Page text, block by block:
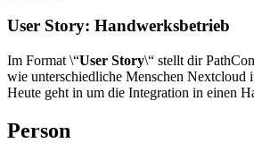
User Story: Handwerksbetrieb
Im Format \“User Story\“ stellt dir
wie unterschiedliche Menschen Nextcloud
Heute geht in um die Integration in einen
Person